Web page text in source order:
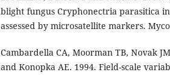
blight fungus Cryphonectria parasitica
assessed by microsatellite markers.
Cambardella CA, Moorman TB, Novak
and Konopka AE. 1994. Field-scale